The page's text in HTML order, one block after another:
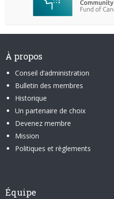
À propos
Conseil d’administration
Bulletin des membres
Historique
Un partenaire de choix
Devenez membre
Mission
Politiques et règlements
Équipe